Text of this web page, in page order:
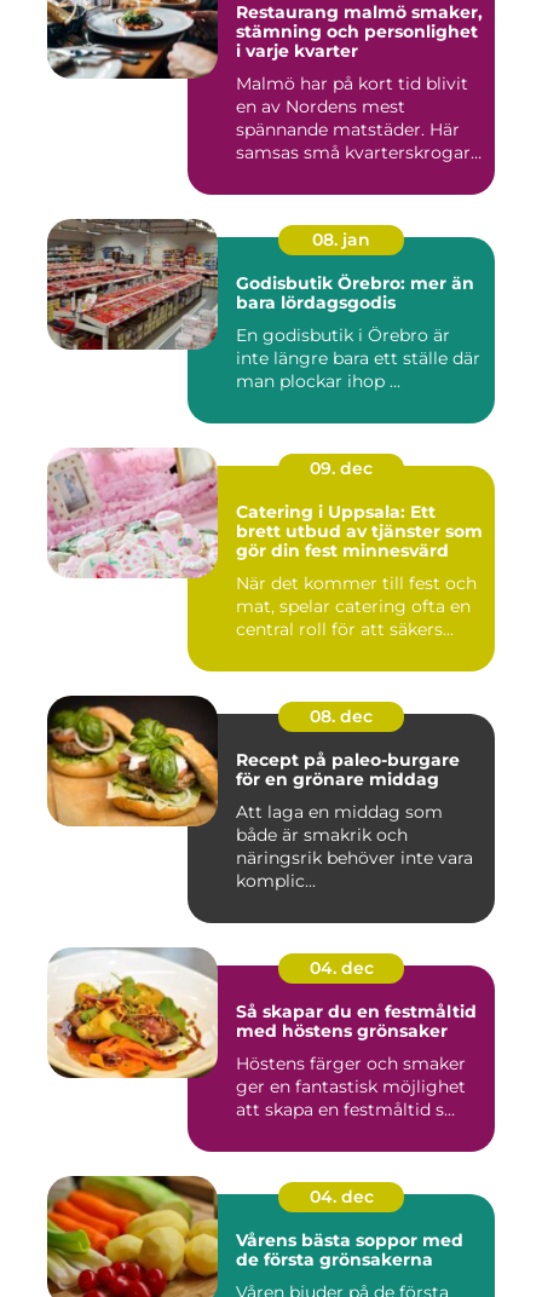
Restaurang malmö smaker,
stämning och personlighet
i varje kvarter
Malmö har på kort tid blivit
en av Nordens mest
spännande matstäder. Här
samsas små kvarterskrogar
08. jan
Godisbutik Örebro: mer än
bara lördagsgodis
En godisbutik i Örebro är
inte längre bara ett ställe där
man plockar ihop ...
09. dec
Catering i Uppsala: Ett
brett utbud av tjänster som
gör din fest minnesvärd
När det kommer till fest och
mat, spelar catering ofta en
central roll för att säkers...
08. dec
Recept på paleo-burgare
för en grönare middag
Att laga en middag som
både är smakrik och
näringsrik behöver inte vara
komplic...
04. dec
Så skapar du en festmåltid
med höstens grönsaker
Höstens färger och smaker
ger en fantastisk möjlighet
att skapa en festmåltid s...
04. dec
Vårens bästa soppor med
de första grönsakerna
Våren bjuder på de första